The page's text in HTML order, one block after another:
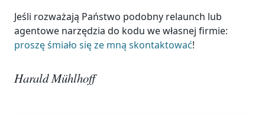
Jeśli rozważają Państwo podobny relaunch lub
agentowe narzędzia do kodu we własnej firmie:
proszę śmiało się ze mną skontaktować!
Harald Mühlhoff